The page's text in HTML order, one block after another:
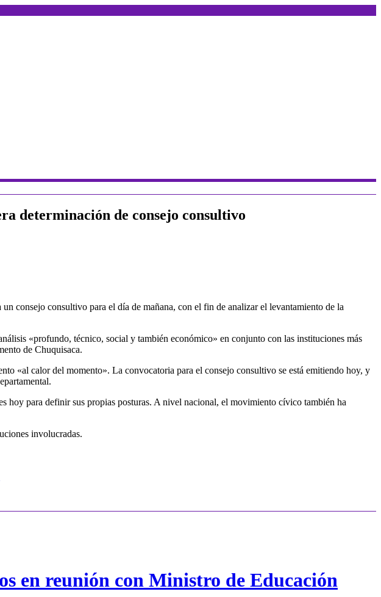
determinación de consejo consultivo
consultivo para el día de mañana, con el fin de analizar el levantamiento de la
«profundo, técnico, social y también económico» en conjunto con las instituciones más
de Chuquisaca.
«al calor del momento». La convocatoria para el consejo consultivo se está emitiendo hoy, y
hoy para definir sus propias posturas. A nivel nacional, el movimiento cívico también ha
involucradas.
en reunión con Ministro de Educación